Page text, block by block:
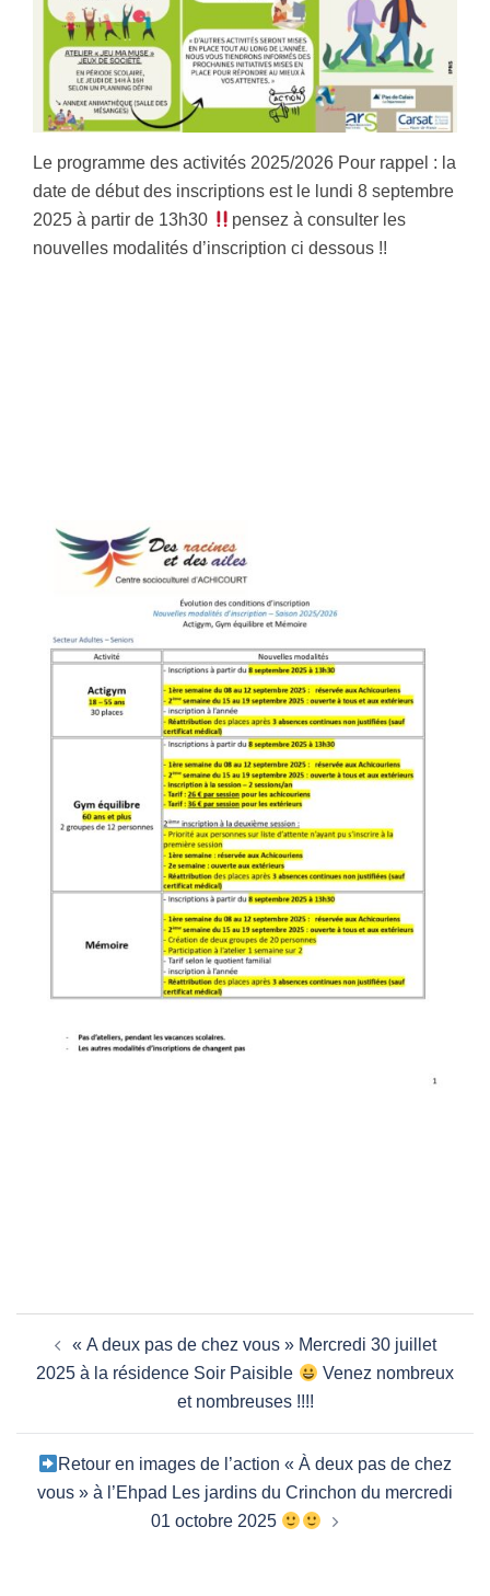
Le programme des activités 2025/2026 Pour rappel : la
date de début des inscriptions est le lundi 8 septembre
2025 à partir de 13h30
pensez à consulter les
nouvelles modalités d’inscription ci dessous !!
d’article« A deux pas de chez vous » Mercredi 30 juillet
2025 à la résidence Soir Paisible
Venez nombreux
et nombreuses !!!!
Retour en images de l’action « À deux pas de chez
vous » à l’Ehpad Les jardins du Crinchon du mercredi
01 octobre 2025